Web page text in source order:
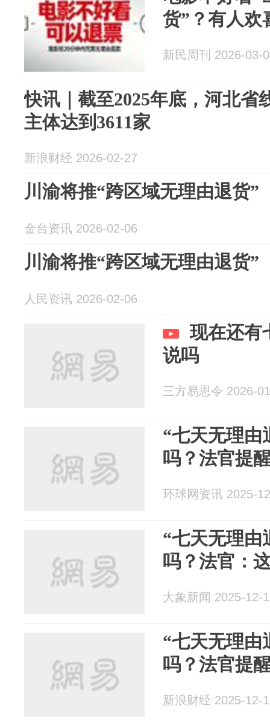
货”？有人欢
新民周刊 2026-03-
快讯｜截至2025年底，河北省
主体达到3611家
新浪财经 2026-02-27
川渝将推“跨区域无理由退货”
金台资讯 2026-02-06
川渝将推“跨区域无理由退货”
人民资讯 2026-02-06
现在还有
说吗
三方易思令 2026-
“七天无理由
吗？法官提
环球网资讯 2025-
“七天无理由
吗？法官：
大象新闻 2025-12-
“七天无理由
吗？法官提
新浪财经 2025-12-